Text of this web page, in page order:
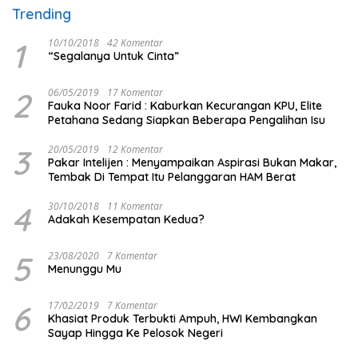
Trending
1 10/10/2018 42 Komentar
“Segalanya Untuk Cinta”
2 06/05/2019 17 Komentar
Fauka Noor Farid : Kaburkan Kecurangan KPU, Elite
Petahana Sedang Siapkan Beberapa Pengalihan Isu
3 20/05/2019 12 Komentar
Pakar Intelijen : Menyampaikan Aspirasi Bukan Makar,
Tembak Di Tempat Itu Pelanggaran HAM Berat
4 30/10/2018 11 Komentar
Adakah Kesempatan Kedua?
5 23/08/2020 7 Komentar
Menunggu Mu
6 17/02/2019 7 Komentar
Khasiat Produk Terbukti Ampuh, HWI Kembangkan
Sayap Hingga Ke Pelosok Negeri